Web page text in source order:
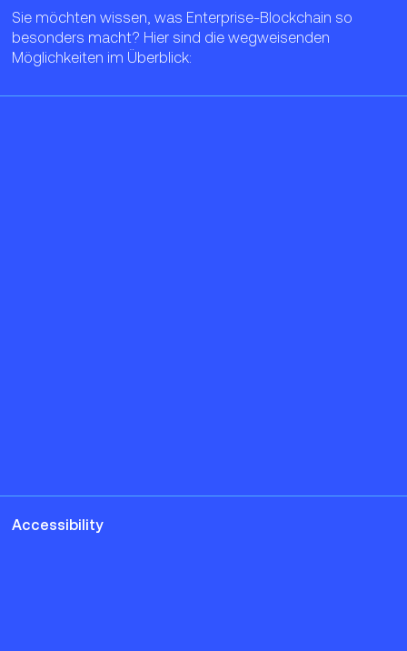
Sie möchten wissen, was Enterprise-Blockchain so
besonders macht? Hier sind die wegweisenden
Möglichkeiten im Überblick:
Accessibility